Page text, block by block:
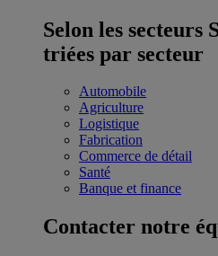
Selon les secteurs
triées par secteur
Automobile
Agriculture
Logistique
Fabrication
Commerce de détail
Santé
Banque et finance
Contacter notre